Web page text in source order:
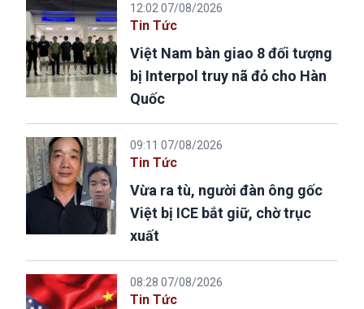
12:02 07/08/2026
Tin Tức
Việt Nam bàn giao 8 đối tượng
bị Interpol truy nã đỏ cho Hàn
Quốc
09:11 07/08/2026
Tin Tức
Vừa ra tù, người đàn ông gốc
Việt bị ICE bắt giữ, chờ trục
xuất
08:28 07/08/2026
Tin Tức